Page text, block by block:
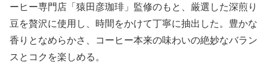
ーヒー専門店「猿田彦珈琲」監修のもと、厳選した深煎り
豆を贅沢に使用し、時間をかけて丁寧に抽出した。豊かな
香りとなめらかさ、コーヒー本来の味わいの絶妙なバラン
スとコクを楽しめる。